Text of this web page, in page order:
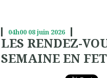
04h00 08juin 2026
LES RENDEZ-
SEMAINE EN